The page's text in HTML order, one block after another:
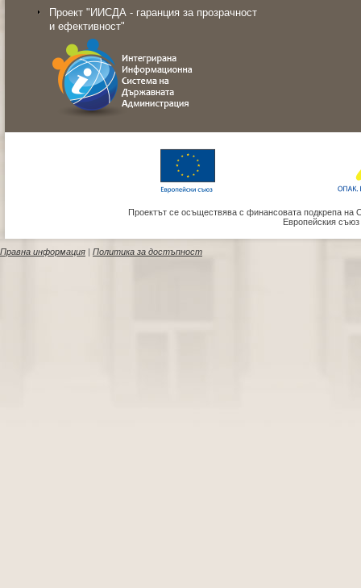
Проект "ИИСДА - гаранция за прозрачност
и ефективност"
Проектът се осъществява с финансовата подкрепа на
Европейския
Правна информация | Политика за достъпност